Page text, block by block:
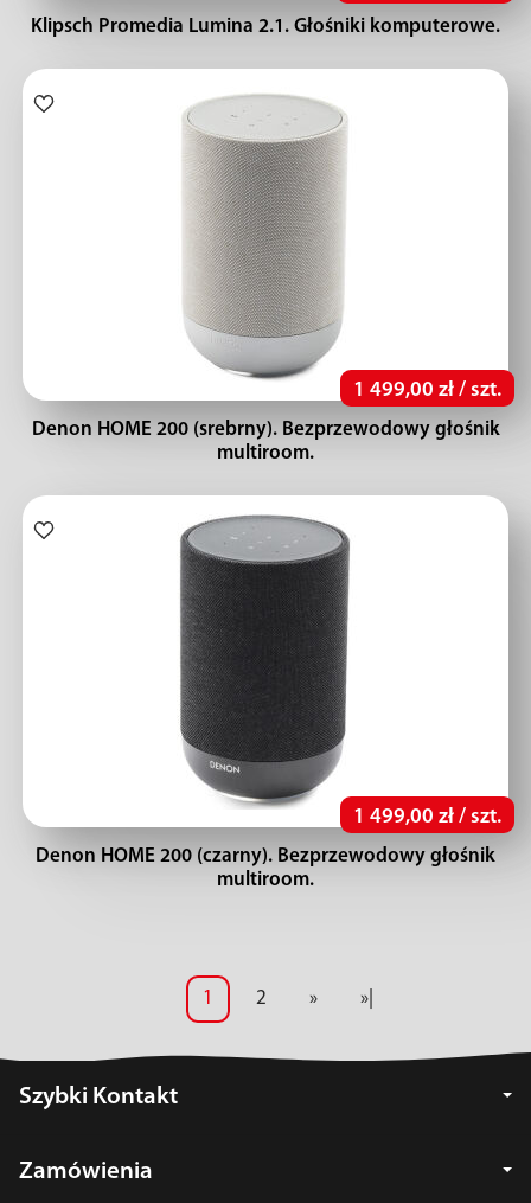
Klipsch Promedia Lumina 2.1. Głośniki komputerowe.
1 499,00 zł / szt.
Denon HOME 200 (srebrny). Bezprzewodowy głośnik
multiroom.
1 499,00 zł / szt.
Denon HOME 200 (czarny). Bezprzewodowy głośnik
multiroom.
1 2 » »|
Szybki Kontakt
Zamówienia